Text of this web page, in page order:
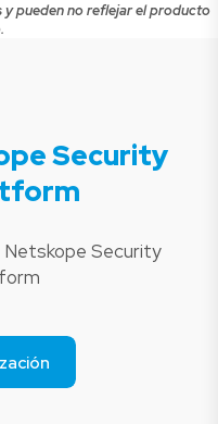
y pueden no reflejar el producto
Security
Netskope Security